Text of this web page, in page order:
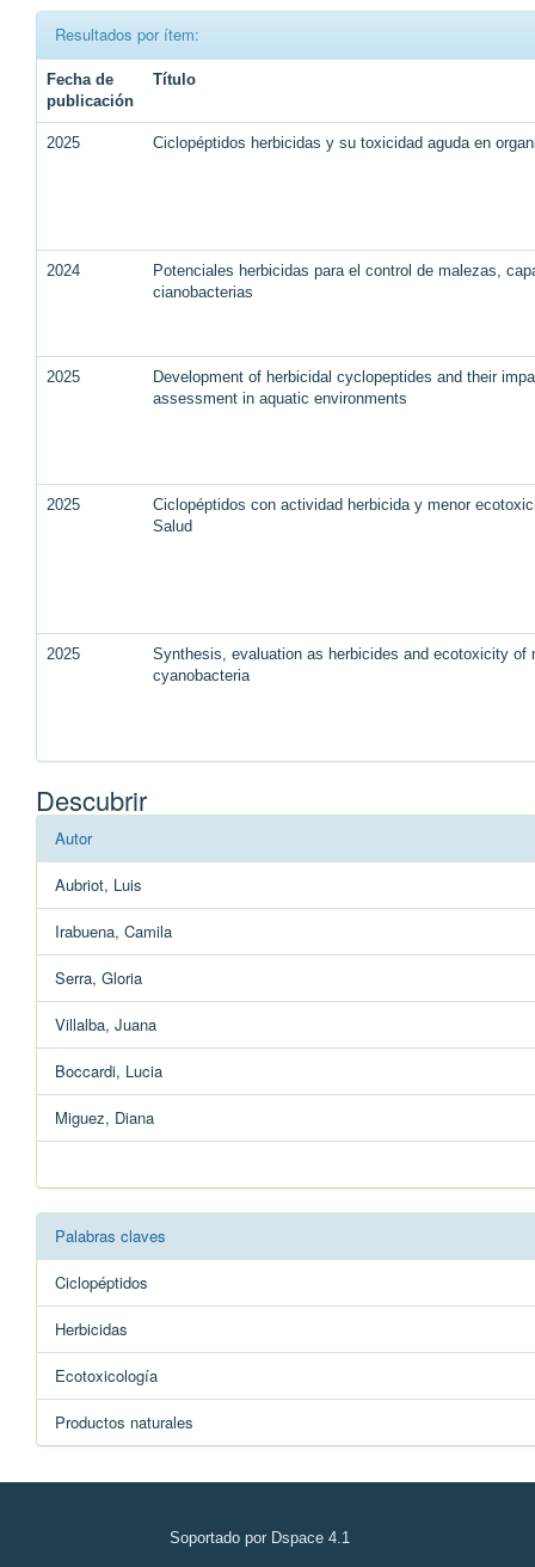
Resultados por ítem:
Fecha de
publicación
Título
2025 Ciclopéptidos herbicidas y su toxicidad aguda en
2024
Potenciales herbicidas para el control de malezas,
cianobacterias
2025
Development of herbicidal cyclopeptides and their
assessment in aquatic environments
2025
Ciclopéptidos con actividad herbicida y menor
Salud
2025
Synthesis, evaluation as herbicides and ecotoxicity
cyanobacteria
Descubrir
Autor
Aubriot, Luis
Irabuena, Camila
Serra, Gloria
Villalba, Juana
Boccardi, Lucia
Miguez, Diana
Palabras claves
Ciclopéptidos
Herbicidas
Ecotoxicología
Productos naturales
Soportado por Dspace 4.1